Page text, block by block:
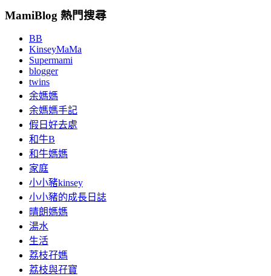
MamiBlog 熱門搜尋
BB
KinseyMaMa
Supermami
blogger
twins
余媽媽
余媽媽手記
假日好去處
和牛B
和牛媽媽
家庭
小小豬kinsey
小小豬的成長日誌
晴朗媽媽
湯水
生活
荔枝孖媽
荔枝與孖寶